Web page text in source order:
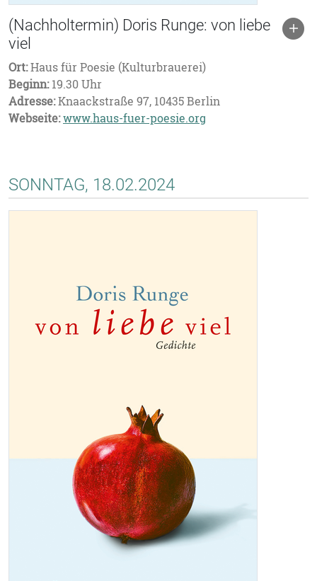
(Nachholtermin) Doris Runge: von liebe
viel
Ort:Haus für Poesie (Kulturbrauerei)
Beginn:19.30 Uhr
Adresse:Knaackstraße 97, 10435 Berlin
Webseite:www.haus-fuer-poesie.org
SONNTAG, 18.02.2024